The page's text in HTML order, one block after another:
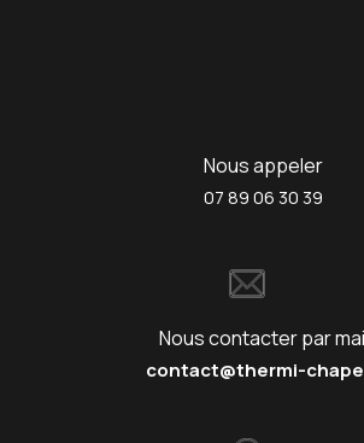
Nous appeler
07 89 06 30 39
Nous contacter par
contact@thermi-